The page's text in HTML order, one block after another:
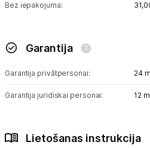
Bez iepakojuma:
Garantija
Garantija privātpersonai: 24
Garantija juridiskai personai: 12
Lietošanas instrukcija